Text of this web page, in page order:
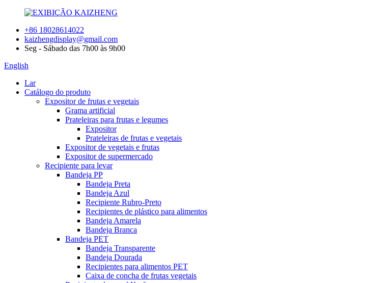
+86 18028614022
kaizhengdisplay@gmail.com
Seg - Sábado das 7h00 às 9h00
English
Lar
Catálogo do produto
Expositor de frutas e vegetais
Grama artificial
Prateleiras para frutas e legumes
Expositor
Prateleiras de frutas e vegetais
Expositor de vegetais e frutas
Expositor de supermercado
Recipiente para levar
Bandeja PP
Bandeja Preta
Bandeja Azul
Recipiente Rubro-Preto
Recipientes de plástico para alimentos
Bandeja Amarela
Bandeja Branca
Bandeja PET
Bandeja Transparente
Bandeja Dourada
Recipientes para alimentos PET
Caixa de concha de frutas vegetais